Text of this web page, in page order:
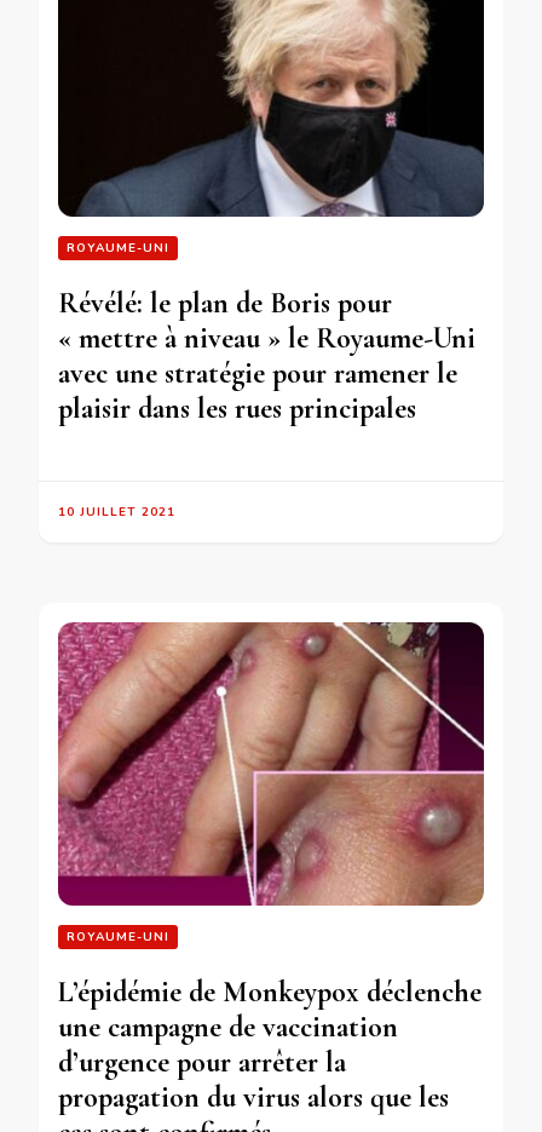
ROYAUME-UNI
Révélé: le plan de Boris pour
« mettre à niveau » le Royaume-Uni
avec une stratégie pour ramener le
plaisir dans les rues principales
10 JUILLET 2021
ROYAUME-UNI
L’épidémie de Monkeypox déclenche
une campagne de vaccination
d’urgence pour arrêter la
propagation du virus alors que les